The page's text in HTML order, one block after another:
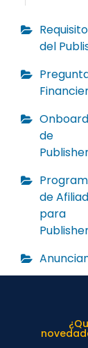
del
de
de
para